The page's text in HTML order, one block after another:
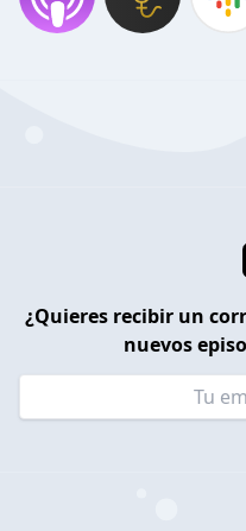
¿Quieres recibir un
nuevos